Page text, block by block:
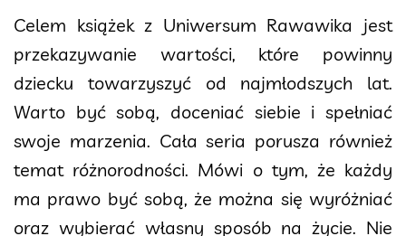
Celem książek z Uniwersum Rawawika jest
przekazywanie wartości, które powinny
dziecku towarzyszyć od najmłodszych lat.
Warto być sobą, doceniać siebie i spełniać
swoje marzenia. Cała seria porusza również
temat różnorodności. Mówi o tym, że każdy
ma prawo być sobą, że można się wyróżniać
oraz wybierać własny sposób na życie. Nie